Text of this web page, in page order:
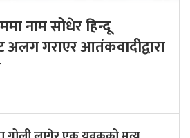
नाम सोधेर हिन्दू
अलग गराएर आतंकवादीद्वारा